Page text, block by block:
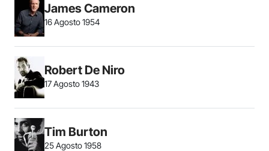
James Cameron
16 Agosto 1954
Robert De Niro
17 Agosto 1943
Tim Burton
25 Agosto 1958